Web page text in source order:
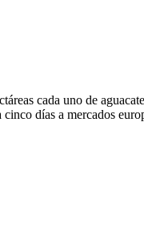
cada uno de
días a mercados